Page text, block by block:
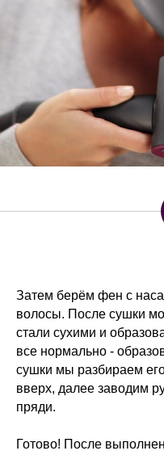
Затем берём фен с
волосы. После сушки
стали сухими и
все нормально -
сушки мы разбираем
вверх, далее заводим
пряди.
Готово! После